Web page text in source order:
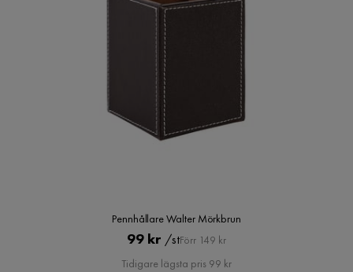
Pennhållare Walter Mörkbrun
Pris
99 kr /stOriginal
Pris
Förr 149 kr
Tidigare lägsta pris 99 kr